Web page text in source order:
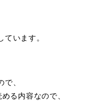
ています。
、
る内容なので、